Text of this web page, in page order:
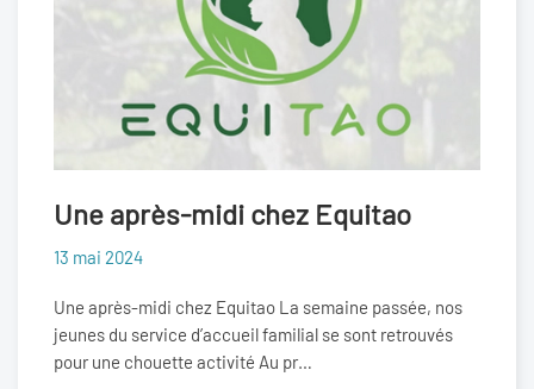
Une après-midi chez Equitao
13 mai 2024
Une après-midi chez Equitao La semaine passée, nos
jeunes du service d’accueil familial se sont retrouvés
pour une chouette activité Au pr…